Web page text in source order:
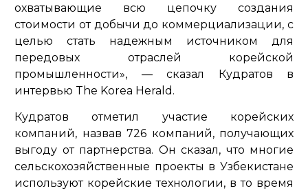
охватывающие всю цепочку создания
стоимости от добычи до коммерциализации, с
целью стать надежным источником для
передовых отраслей корейской
промышленности», — сказал Кудратов в
интервью The Korea Herald.
Кудратов отметил участие корейских
компаний, назвав 726 компаний, получающих
выгоду от партнерства. Он сказал, что многие
сельскохозяйственные проекты в Узбекистане
используют корейские технологии, в то время